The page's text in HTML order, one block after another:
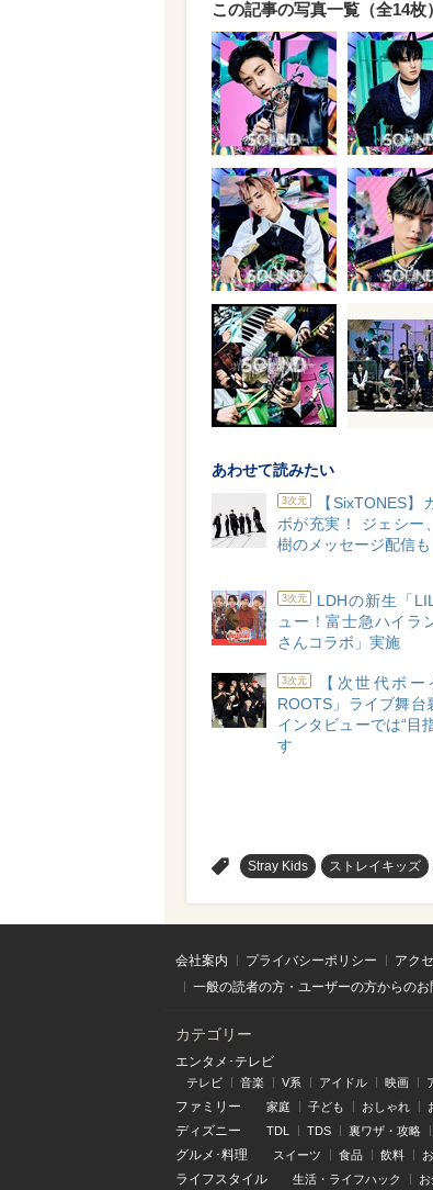
この記事の写真一覧（全14枚）
あわせて読みたい
3次元
【SixTONES】
ボが充実！ ジェシー
樹のメッセージ配信も
3次元
LDHの新生「
ュー！富士急ハイラ
さんコラボ」実施
3次元
【次世代ボー
ROOTS」ライブ舞台
インタビューでは“目
す
Stray Kids ストレイキッズ
会社案内 プライバシーポリシー アク
一般の読者の方・ユーザーの方からの
カテゴリー
エンタメ･テレビ
テレビ 音楽 V系 アイドル 映画
ファミリー 家庭 子ども おしゃれ
ディズニー TDL TDS 裏ワザ・攻略
グルメ･料理 スイーツ 食品 飲料
ライフスタイル 生活・ライフハック